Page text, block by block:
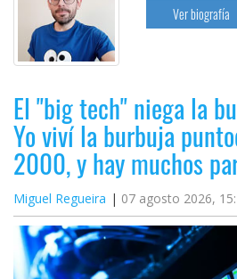
Ver biografía
El "big tech" niega la
Yo viví la burbuja
2000, y hay muchos
Miguel Regueira 07 agosto 2026,